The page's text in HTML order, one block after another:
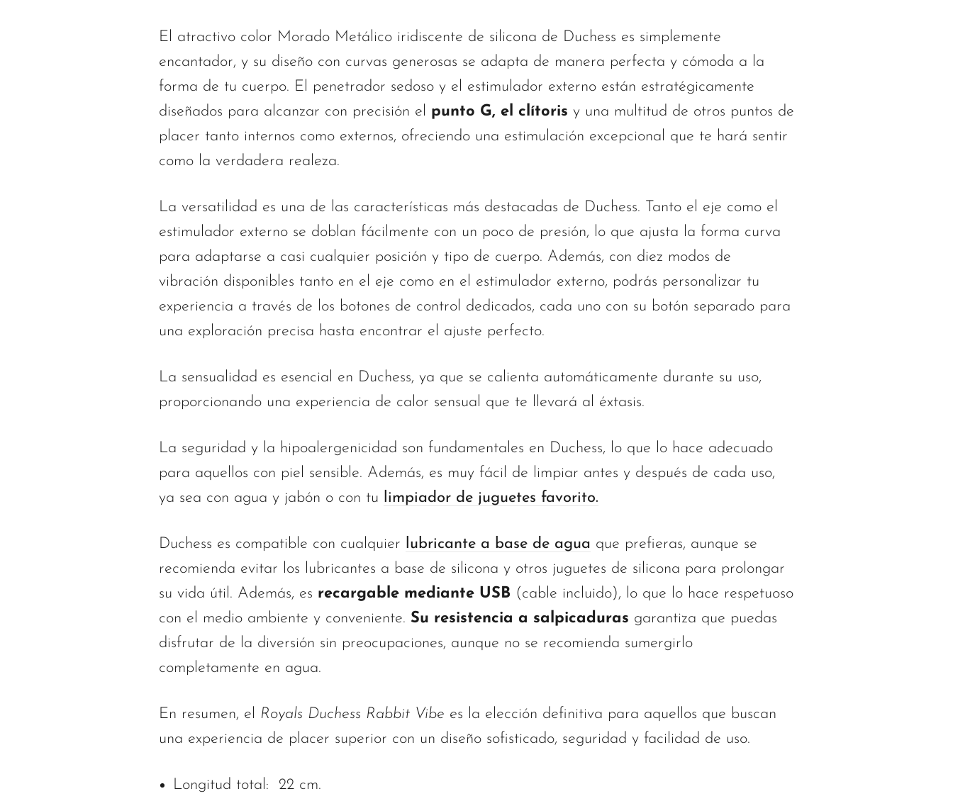
El atractivo color Morado Metálico iridiscente de silicona de Duchess es simplemente
encantador, y su diseño con curvas generosas se adapta de manera perfecta y cómoda a la
forma de tu cuerpo. El penetrador sedoso y el estimulador externo están estratégicamente
diseñados para alcanzar con precisión el punto G, el clítoris y una multitud de otros puntos de
placer tanto internos como externos, ofreciendo una estimulación excepcional que te hará sentir
como la verdadera realeza.
La versatilidad es una de las características más destacadas de Duchess. Tanto el eje como el
estimulador externo se doblan fácilmente con un poco de presión, lo que ajusta la forma curva
para adaptarse a casi cualquier posición y tipo de cuerpo. Además, con diez modos de
vibración disponibles tanto en el eje como en el estimulador externo, podrás personalizar tu
experiencia a través de los botones de control dedicados, cada uno con su botón separado para
una exploración precisa hasta encontrar el ajuste perfecto.
La sensualidad es esencial en Duchess, ya que se calienta automáticamente durante su uso,
proporcionando una experiencia de calor sensual que te llevará al éxtasis.
La seguridad y la hipoalergenicidad son fundamentales en Duchess, lo que lo hace adecuado
para aquellos con piel sensible. Además, es muy fácil de limpiar antes y después de cada uso,
ya sea con agua y jabón o con tu limpiador de juguetes favorito.
Duchess es compatible con cualquier lubricante a base de agua que prefieras, aunque se
recomienda evitar los lubricantes a base de silicona y otros juguetes de silicona para prolongar
su vida útil. Además, es recargable mediante USB (cable incluido), lo que lo hace respetuoso
con el medio ambiente y conveniente. Su resistencia a salpicaduras garantiza que puedas
disfrutar de la diversión sin preocupaciones, aunque no se recomienda sumergirlo
completamente en agua.
En resumen, el Royals Duchess Rabbit Vibe es la elección definitiva para aquellos que buscan
una experiencia de placer superior con un diseño sofisticado, seguridad y facilidad de uso.
Longitud total: 22 cm.